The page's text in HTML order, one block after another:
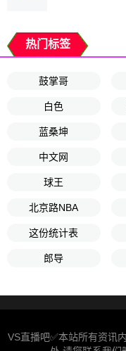
热门标签
鼓掌哥
白色
蓝桑坤
中文网
球王
北京路NBA
这份统计表
郎导
VS直播吧✅本站所有资讯